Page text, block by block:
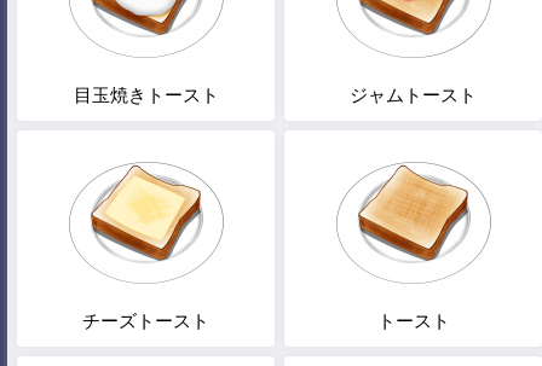
目玉焼きトースト ジャムトースト
チーズトースト トースト